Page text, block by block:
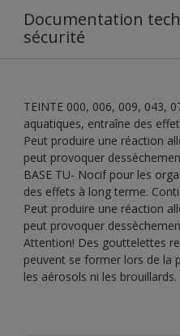
Documentation
sécurité
TEINTE 000, 006, 009, 043,
aquatiques, entraîne des
Peut produire une réaction
peut provoquer
BASE TU- Nocif pour les
des effets à long terme.
Peut produire une réaction
peut provoquer
Attention! Des gouttelettes
peuvent se former lors de la
les aérosols ni les brouillards.